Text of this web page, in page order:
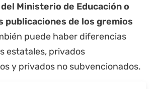
Ministerio de Educación o
publicaciones de los gremios
puede haber diferencias
estatales, privados
y privados no subvencionados.